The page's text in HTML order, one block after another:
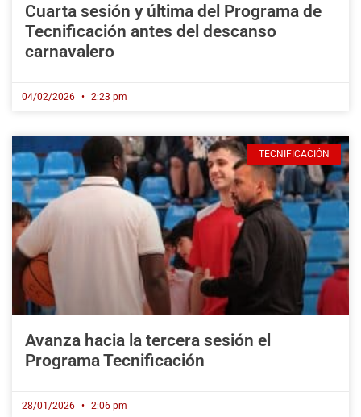
Cuarta sesión y última del Programa de
Tecnificación antes del descanso
carnavalero
04/02/2026 2:23 pm
TECNIFICACIÓN
Avanza hacia la tercera sesión el
Programa Tecnificación
28/01/2026 2:06 pm